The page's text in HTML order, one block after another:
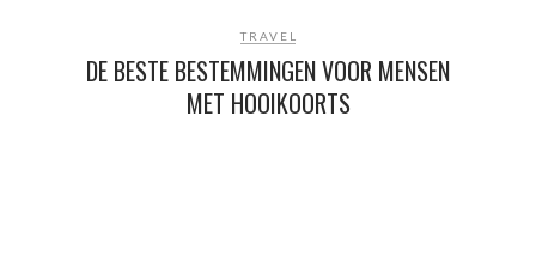
TRAVEL
DE BESTE BESTEMMINGEN VOOR MENSEN
MET HOOIKOORTS